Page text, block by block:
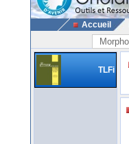
Accueil
TLFi